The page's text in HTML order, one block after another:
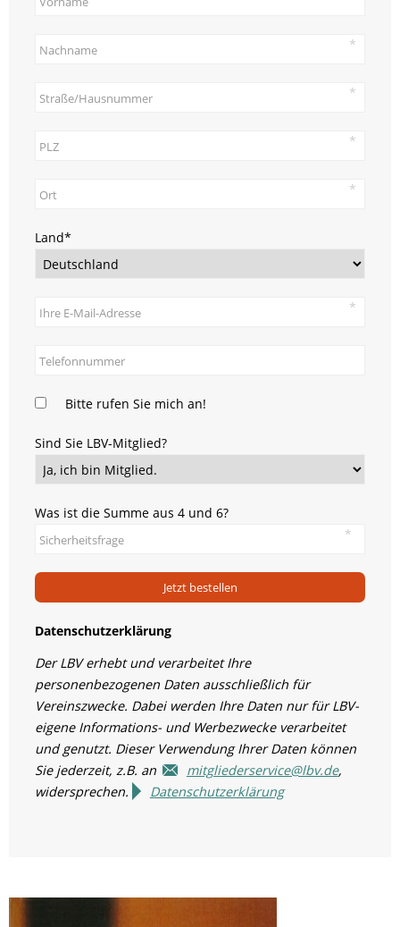
Pflichtfeld
Land*
Bitte rufen Sie mich an!
Sind Sie LBV-Mitglied?
Was ist die Summe aus 4 und 6?
Jetzt bestellen
Datenschutzerklärung
Der LBV erhebt und verarbeitet Ihre
personenbezogenen Daten ausschließlich für
Vereinszwecke. Dabei werden Ihre Daten nur für LBV-
eigene Informations- und Werbezwecke verarbeitet
und genutzt. Dieser Verwendung Ihrer Daten können
Sie jederzeit, z.B. an
mitgliederservice@lbv.de,
widersprechen.
Datenschutzerklärung